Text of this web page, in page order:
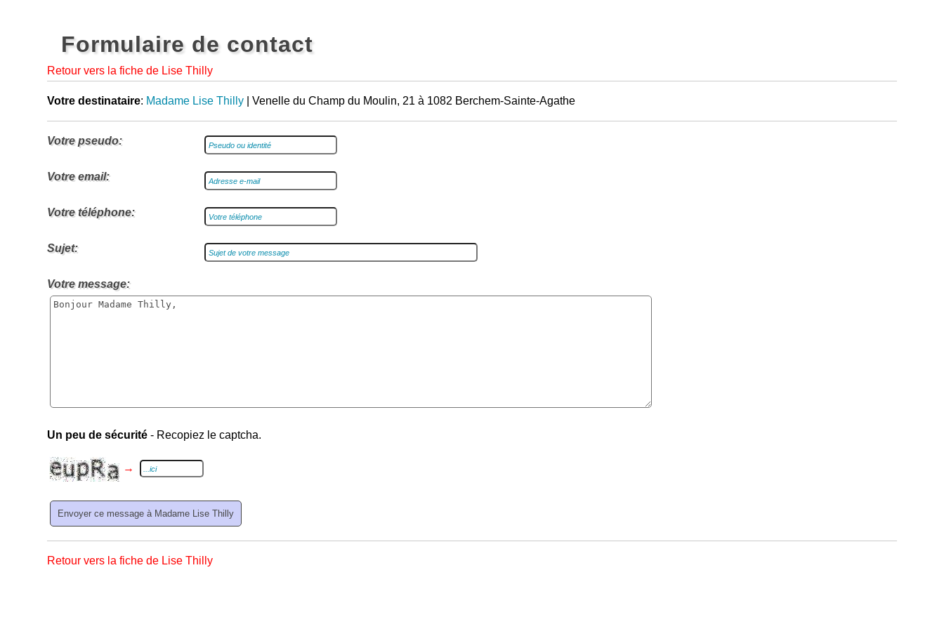
Formulaire de contact
Retour vers la fiche de Lise Thilly
Votre destinataire: Madame Lise Thilly | Venelle du Champ du Moulin, 21 à 1082 Berchem-Sainte-Agathe
Votre pseudo:
Votre email:
Votre téléphone:
Sujet:
Votre message:
Un peu de sécurité - Recopiez le captcha.
→
Retour vers la fiche de Lise Thilly